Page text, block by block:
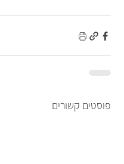
פוסטים קשורים